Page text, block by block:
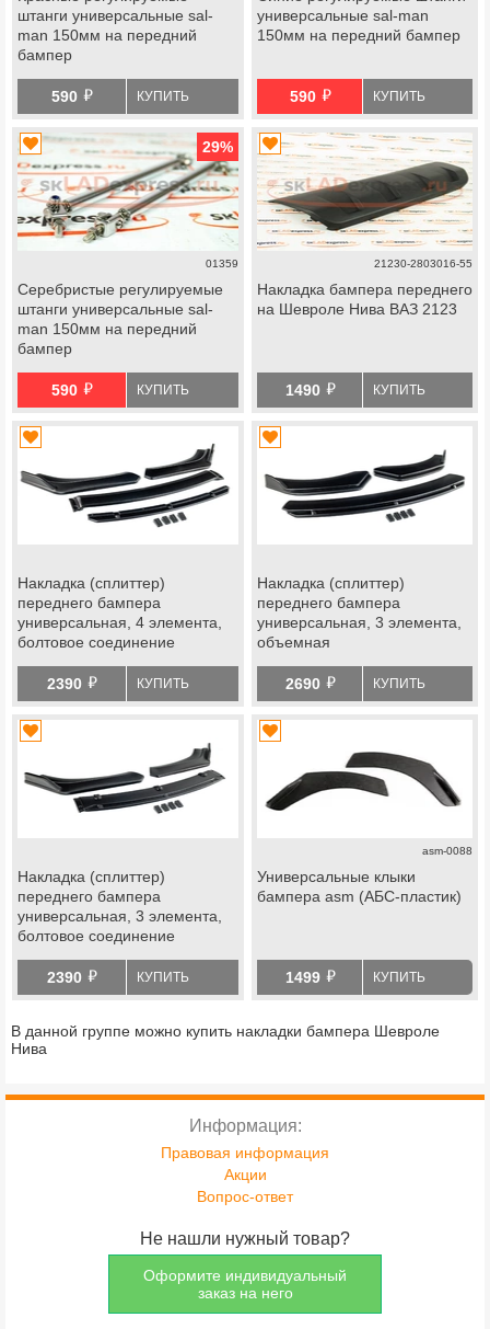
штанги универсальные sal-
man 150мм на передний
бампер
590 й КУПИТЬ
универсальные sal-man
150мм на передний бампер
590 й КУПИТЬ
29%
01359
Серебристые регулируемые
штанги универсальные sal-
man 150мм на передний
бампер
590 й КУПИТЬ
21230-2803016-55
Накладка бампера переднего
на Шевроле Нива ВАЗ 2123
1490 й КУПИТЬ
Накладка (сплиттер)
переднего бампера
универсальная, 4 элемента,
болтовое соединение
2390 й КУПИТЬ
Накладка (сплиттер)
переднего бампера
универсальная, 3 элемента,
объемная
2690 й КУПИТЬ
Накладка (сплиттер)
переднего бампера
универсальная, 3 элемента,
болтовое соединение
2390 й КУПИТЬ
asm-0088
Универсальные клыки
бампера asm (АБС-пластик)
1499 й КУПИТЬ
В данной группе можно купить накладки бампера Шевроле
Нива
Информация:
Правовая информация
Акции
Вопрос-ответ
Не нашли нужный товар?
Оформите индивидуальный
заказ на него